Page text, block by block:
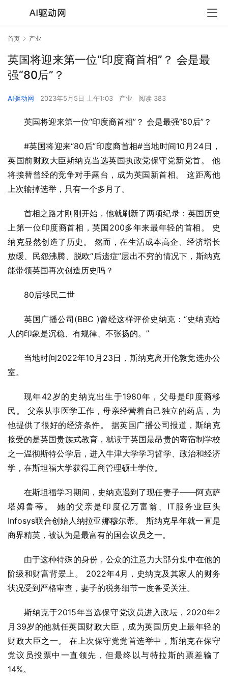
首页 产业
英国将迎来第一位“印度裔首相”？ 会是最
强“80后”？
AI驱动网 2023年5月5日 上午1:03 产业 阅读 383
英国将迎来第一位“印度裔首相”？ 会是最强“80后”？
#英国将迎来“80后”印度裔首相#当地时间10月24日，
英国前财政大臣斯纳克当选英国执政党保守党新党首。 他
将接替曾经的竞争对手露台，成为英国新首相。 这距离他
上次输掉选举，只有一个多月了。
首相之路才刚刚开始，他就刷新了两项纪录：英国历史
上第一位印度裔首相，英国200多年来最年轻的首相。 史
纳克显然创造了历史。 然而，在生活成本高企、经济增长
放缓、民怨沸腾、脱欧“后遗症”层出不穷的情况下，斯纳克
能带领英国再次创造历史吗？
80后移民二世
英国广播公司(BBC )曾经这样评价史纳克：“史纳克给
人的印象是沉稳、有规律、不张扬的。”
当地时间2022年10月23日，斯纳克离开伦敦竞选办公
室。
现年42岁的史纳克出生于1980年，父母是印度裔移
民。 父亲从事医学工作，母亲经营着自己独立的药店，为
他提供了很好的经济条件。 据英国广播公司报道，斯纳克
接受的是英国贵族式教育，就读于英国最昂贵的寄宿制学校
之一温彻斯特公学后，进入牛津大学学习哲学、政治和经济
学，在斯坦福大学获得工商管理硕士学位。
在斯坦福学习期间，史纳克遇到了现任妻子——阿克萨
塔姆鲁蒂。 她的父亲是印度亿万富翁、IT服务业巨头
Infosys联合创始人纳拉亚娜穆尔蒂。 斯纳克早年就一直是
商界精英，被认为是最富有的国会议员之一。
由于这种特殊的身份，公众的注意力大部分集中在他的
阶级和财富背景上。 2022年4月，史纳克及其家人的财务
状况受到严格审查，妻子的税务细节一度备受关注。
斯纳克于2015年当选保守党议员进入政坛，2020年2
月39岁的他就任英国财政大臣，成为英国历史上最年轻的
财政大臣之一。 在上次保守党党首选举中，斯纳克在保守
党议员投票中一直领先，但最终以与特拉斯的票差输了
14%。